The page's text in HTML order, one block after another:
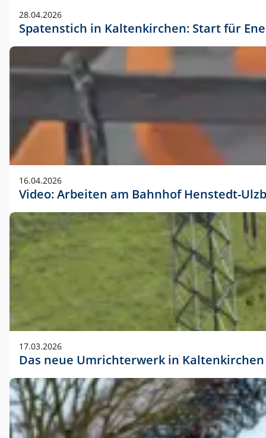
28.04.2026
Spatenstich in Kaltenkirchen: Start für
16.04.2026
Video: Arbeiten am Bahnhof Henstedt-
17.03.2026
Das neue Umrichterwerk in Kaltenkirchen